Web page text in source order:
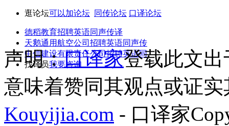
逛论坛可以加论坛 同传论坛 口译论坛
德稻教育招聘英语同声传译
天鹅通用航空公司招聘英语同声传
中信建设有限责任公司招聘英语同
找译员我要咨询
声明：口译家登载此文
意味着赞同其观点或证
Kouyijia.com - 口译家